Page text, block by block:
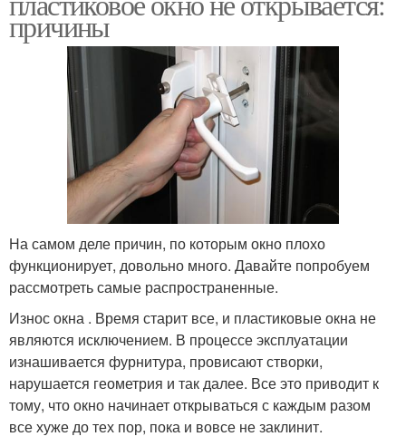
причины
На самом деле причин, по которым окно плохо
функционирует, довольно много. Давайте попробуем
рассмотреть самые распространенные.
Износ окна . Время старит все, и пластиковые окна не
являются исключением. В процессе эксплуатации
изнашивается фурнитура, провисают створки,
нарушается геометрия и так далее. Все это приводит к
тому, что окно начинает открываться с каждым разом
все хуже до тех пор, пока и вовсе не заклинит.